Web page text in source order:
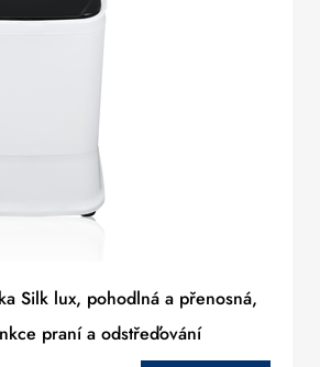
Silk lux, pohodlná a přenosná,
praní a odstřeďování